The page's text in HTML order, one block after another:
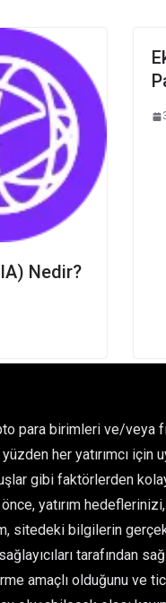
Nedir?
para birimleri ve/veya
yüzden her yatırımcı
gibi faktörlerden
yatırım
sitedeki bilgilerin
tarafından
amaçlı olduğunu ve